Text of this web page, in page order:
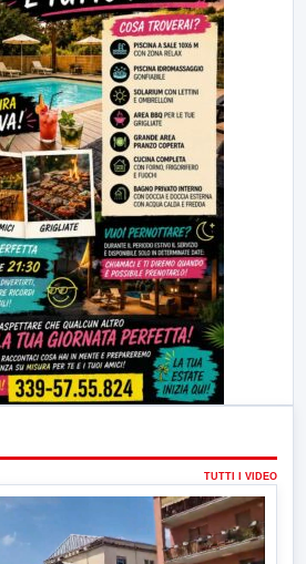
TUTTI I VIDEO